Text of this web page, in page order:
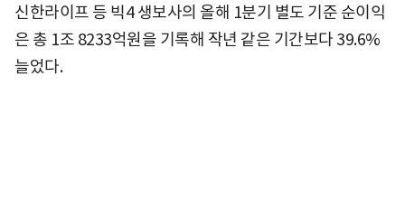
신한라이프 등 빅4 생보사의 올해 1분기 별도 기준 순이익
은 총 1조 8233억원을 기록해 작년 같은 기간보다 39.6%
늘었다.